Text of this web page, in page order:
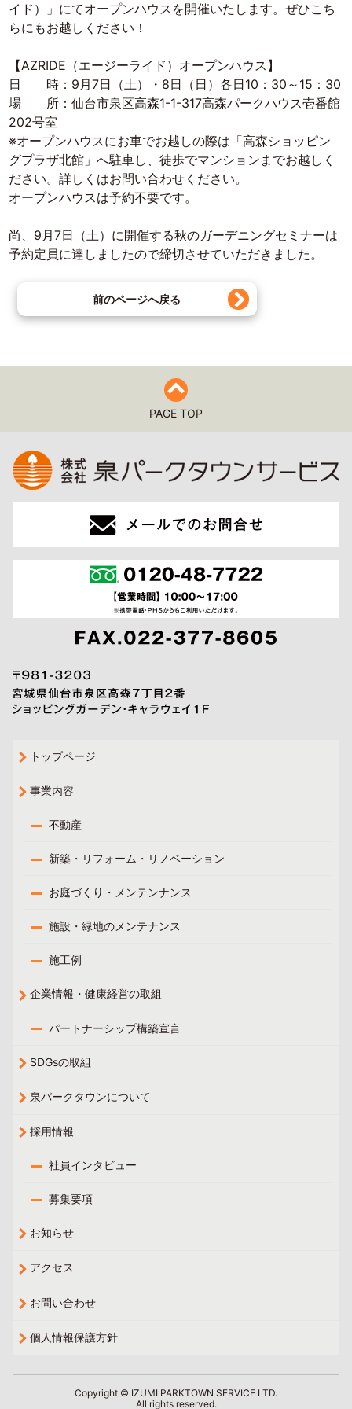
イド）」にてオープンハウスを開催いたします。ぜひこち
らにもお越しください！
【AZRIDE（エージーライド）オープンハウス】
日 時：9月7日（土）・8日（日）各日10：30～15：30
場 所：仙台市泉区高森1-1-317高森パークハウス壱番館
202号室
※オープンハウスにお車でお越しの際は「高森ショッピン
グプラザ北館」へ駐車し、徒歩でマンションまでお越しく
ださい。詳しくはお問い合わせください。
オープンハウスは予約不要です。
尚、9月7日（土）に開催する秋のガーデニングセミナーは
予約定員に達しましたので締切させていただきました。
前のページへ戻る
PAGE TOP
トップページ
事業内容
不動産
新築・リフォーム・リノベーション
お庭づくり・メンテンナンス
施設・緑地のメンテナンス
施工例
企業情報・健康経営の取組
パートナーシップ構築宣言
SDGsの取組
泉パークタウンについて
採用情報
社員インタビュー
募集要項
お知らせ
アクセス
お問い合わせ
個人情報保護方針
Copyright © IZUMI PARKTOWN SERVICE LTD.
All rights reserved.